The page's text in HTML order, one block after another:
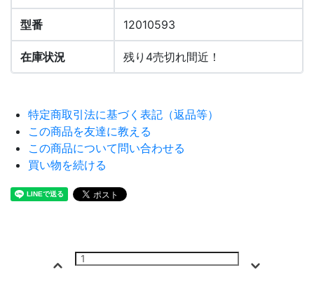
型番 12010593
在庫状況 残り4売切れ間近！
特定商取引法に基づく表記（返品等）
この商品を友達に教える
この商品について問い合わせる
買い物を続ける